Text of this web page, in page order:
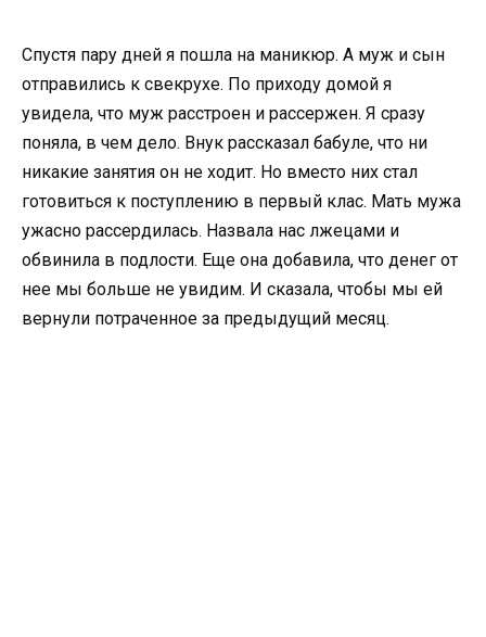
Спустя пару дней я пошла на маникюр. А муж и сын
отправились к свекрухе. По приходу домой я
увидела, что муж расстроен и рассержен. Я сразу
поняла, в чем дело. Внук рассказал бабуле, что ни
никакие занятия он не ходит. Но вместо них стал
готовиться к поступлению в первый клас. Мать мужа
ужасно рассердилась. Назвала нас лжецами и
обвинила в подлости. Еще она добавила, что денег от
нее мы больше не увидим. И сказала, чтобы мы ей
вернули потраченное за предыдущий месяц.